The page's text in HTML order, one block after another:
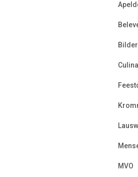
MVO